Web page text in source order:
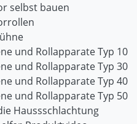
selbst bauen
und Rollapparate Typ 10
und Rollapparate Typ 30
und Rollapparate Typ 40
und Rollapparate Typ 50
Haussschlachtung